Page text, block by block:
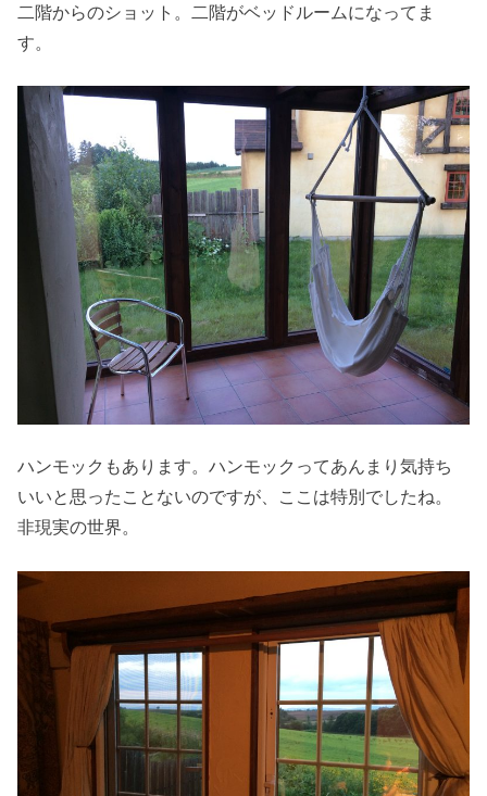
二階からのショット。二階がベッドルームになってま
す。
ハンモックもあります。ハンモックってあんまり気持ち
いいと思ったことないのですが、ここは特別でしたね。
非現実の世界。